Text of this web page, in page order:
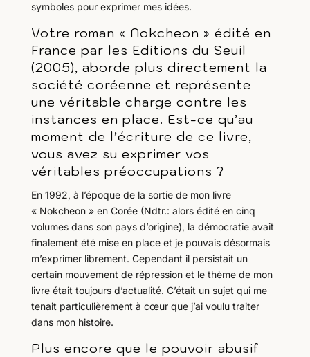
symboles pour exprimer mes idées.
Votre roman « Nokcheon » édité en
France par les Editions du Seuil
(2005), aborde plus directement la
société coréenne et représente
une véritable charge contre les
instances en place. Est-ce qu’au
moment de l’écriture de ce livre,
vous avez su exprimer vos
véritables préoccupations ?
En 1992, à l’époque de la sortie de mon livre
« Nokcheon » en Corée (Ndtr.: alors édité en cinq
volumes dans son pays d’origine), la démocratie avait
finalement été mise en place et je pouvais désormais
m’exprimer librement. Cependant il persistait un
certain mouvement de répression et le thème de mon
livre était toujours d’actualité. C’était un sujet qui me
tenait particulièrement à cœur que j’ai voulu traiter
dans mon histoire.
Plus encore que le pouvoir abusif